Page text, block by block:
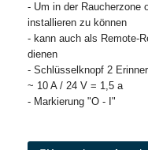
- Um in der Raucherzone
installieren zu können
- kann auch als Remote-
dienen
- Schlüsselknopf 2
~ 10 A / 24 V = 1,5 a
- Markierung "O - I"